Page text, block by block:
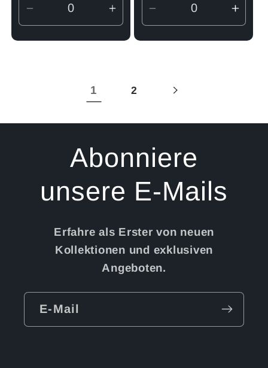
Verringere
die
Menge
Erhöhe
die
Menge
Title
Verringere
die
Menge
Title
die
1 2
Abonniere
unsere E-Mails
Erfahre als Erster von neuen
Kollektionen und exklusiven
Angeboten.
E-Mail